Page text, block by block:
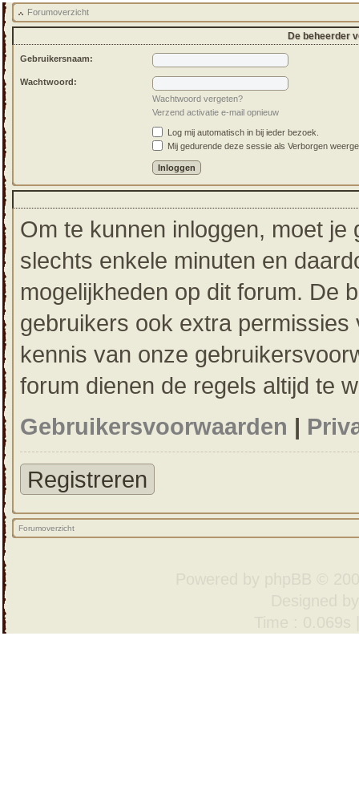
Forumoverzicht
De beheerder
Gebruikersnaam:
Wachtwoord:
Wachtwoord vergeten?
Verzend activatie e-mail opnieuw
Log mij automatisch in bij ieder bezoek.
Mij gedurende deze sessie als Verborgen
Om te kunnen inloggen, moet
slechts enkele minuten en
mogelijkheden op dit forum. De
gebruikers ook extra
kennis van onze
forum dienen de regels altijd te
Gebruikersvoorwaarden |
Registreren
Forumoverzicht